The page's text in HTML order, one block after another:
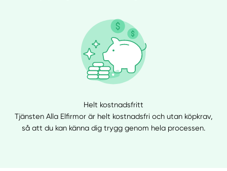
Helt kostnadsfritt
Tjänsten Alla Elfirmor är helt kostnadsfri och utan köpkrav,
så att du kan känna dig trygg genom hela processen.